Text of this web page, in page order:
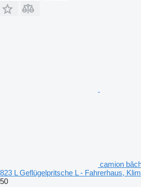
camion
823 L Geflügelpritsche L - Fahrerhaus,
50